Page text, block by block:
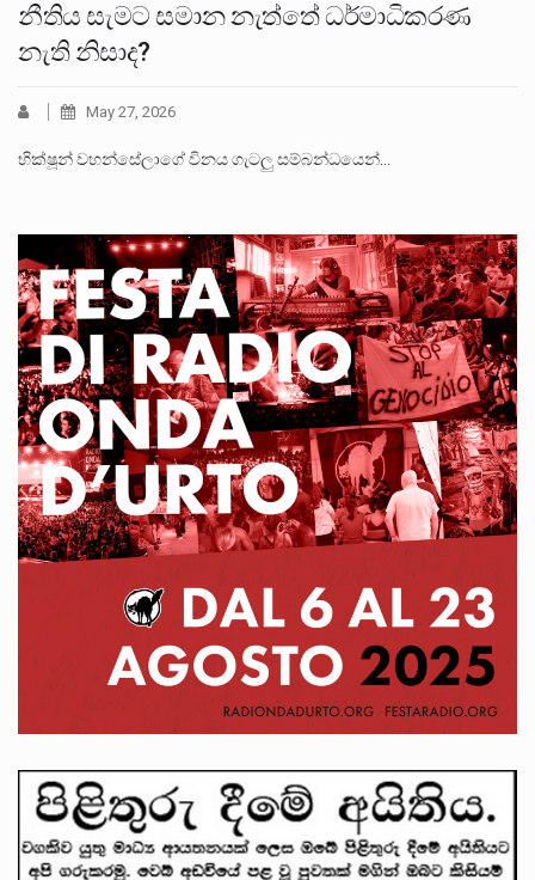
නීතිය සැමට සමාන නැත්තේ ධර්මාධිකරණ
නැති නිසාද?
May 27, 2026
භික්ෂූන් වහන්සේලාගේ විනය ගැටලු සම්බන්ධයෙන්…